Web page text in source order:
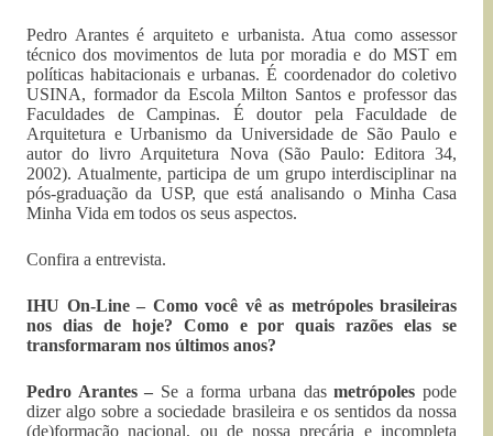
Pedro Arantes é arquiteto e urbanista. Atua como assessor
técnico dos movimentos de luta por moradia e do MST em
políticas habitacionais e urbanas. É coordenador do coletivo
USINA, formador da Escola Milton Santos e professor das
Faculdades de Campinas. É doutor pela Faculdade de
Arquitetura e Urbanismo da Universidade de São Paulo e
autor do livro Arquitetura Nova (São Paulo: Editora 34,
2002). Atualmente, participa de um grupo interdisciplinar na
pós-graduação da USP, que está analisando o Minha Casa
Minha Vida em todos os seus aspectos.
Confira a entrevista.
IHU On-Line – Como você vê as metrópoles brasileiras
nos dias de hoje? Como e por quais razões elas se
transformaram nos últimos anos?
Pedro Arantes – Se a forma urbana dasmetrópoles pode
dizer algo sobre a sociedade brasileira e os sentidos da nossa
(de)formação nacional, ou de nossa precária e incompleta